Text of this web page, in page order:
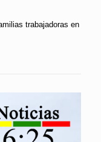
trabajadoras en